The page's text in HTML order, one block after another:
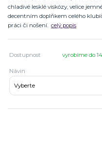
chladivé lesklé viskózy, velice
decentním doplňkem celého
práci či nošení. celý popis
Dostupnost vyrobíme do
Návin